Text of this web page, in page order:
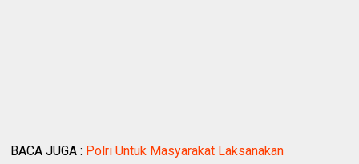
BACA JUGA : Polri Untuk Masyarakat Laksanakan